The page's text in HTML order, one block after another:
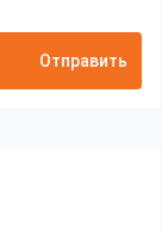
Отправить